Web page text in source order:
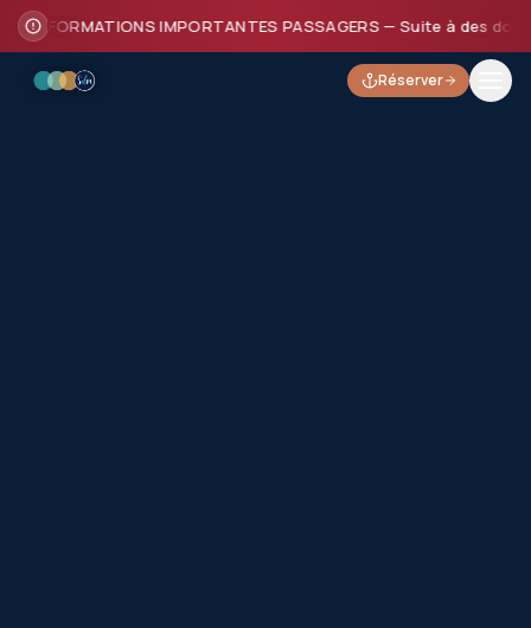
INFORMATIONS IMPORTANTES PASSAGERS — Suite à des
Réserver